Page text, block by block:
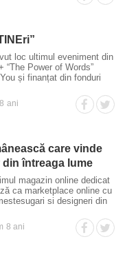
loc ultimul eveniment din
“The Power of Words”
și finanțat din fonduri
ani
care vinde
întreaga lume
magazin online dedicat
ca marketplace online cu
si designeri din
8 ani